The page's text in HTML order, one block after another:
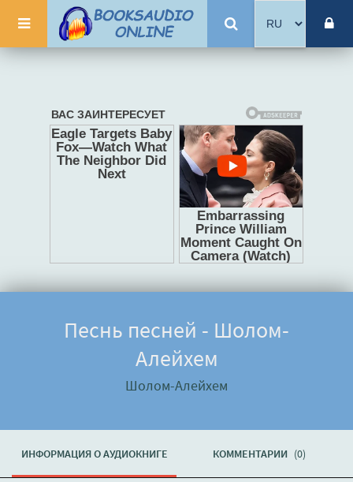
Песнь песней - Шолом-
Алейхем
Шолом-Алейхем
ИНФОРМАЦИЯ О АУДИОКНИГЕ КОММЕНТАРИИ (0)